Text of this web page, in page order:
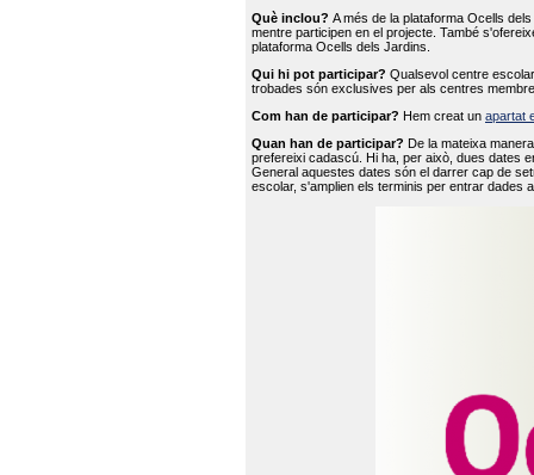
Què inclou? A més de la plataforma Ocells
mentre participen en el projecte. També
plataforma Ocells dels Jardins.
Qui hi pot participar? Qualsevol centre
trobades són exclusives per als centres
Com han de participar? Hem creat un apartat
Quan han de participar? De la mateixa
prefereixi cadascú. Hi ha, per això, dues dates
General aquestes dates són el darrer cap de
escolar, s'amplien els terminis per entrar dades